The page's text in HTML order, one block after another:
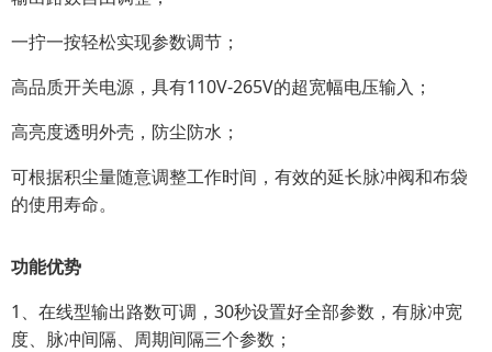
一拧一按轻松实现参数调节；
高品质开关电源，具有110V-265V的超宽幅电压输入；
高亮度透明外壳，防尘防水；
可根据积尘量随意调整工作时间，有效的延长脉冲阀和布袋
的使用寿命。
功能优势
1、在线型输出路数可调，30秒设置好全部参数，有脉冲宽
度、脉冲间隔、周期间隔三个参数；